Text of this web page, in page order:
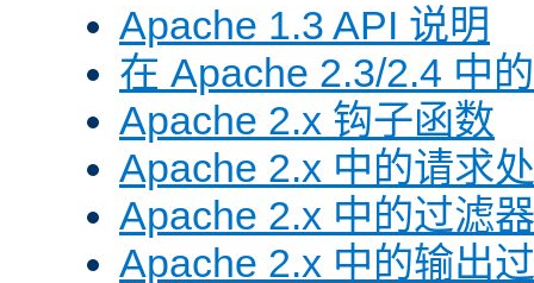
Apache 1.3 API 说明
在 Apache 2.3/2.4 中
Apache 2.x 钩子函数
Apache 2.x 中的请求
Apache 2.x 中的过滤器
Apache 2.x 中的输出